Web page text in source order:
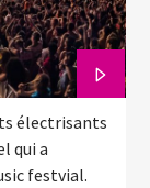
électrisants
qui a
festvial.